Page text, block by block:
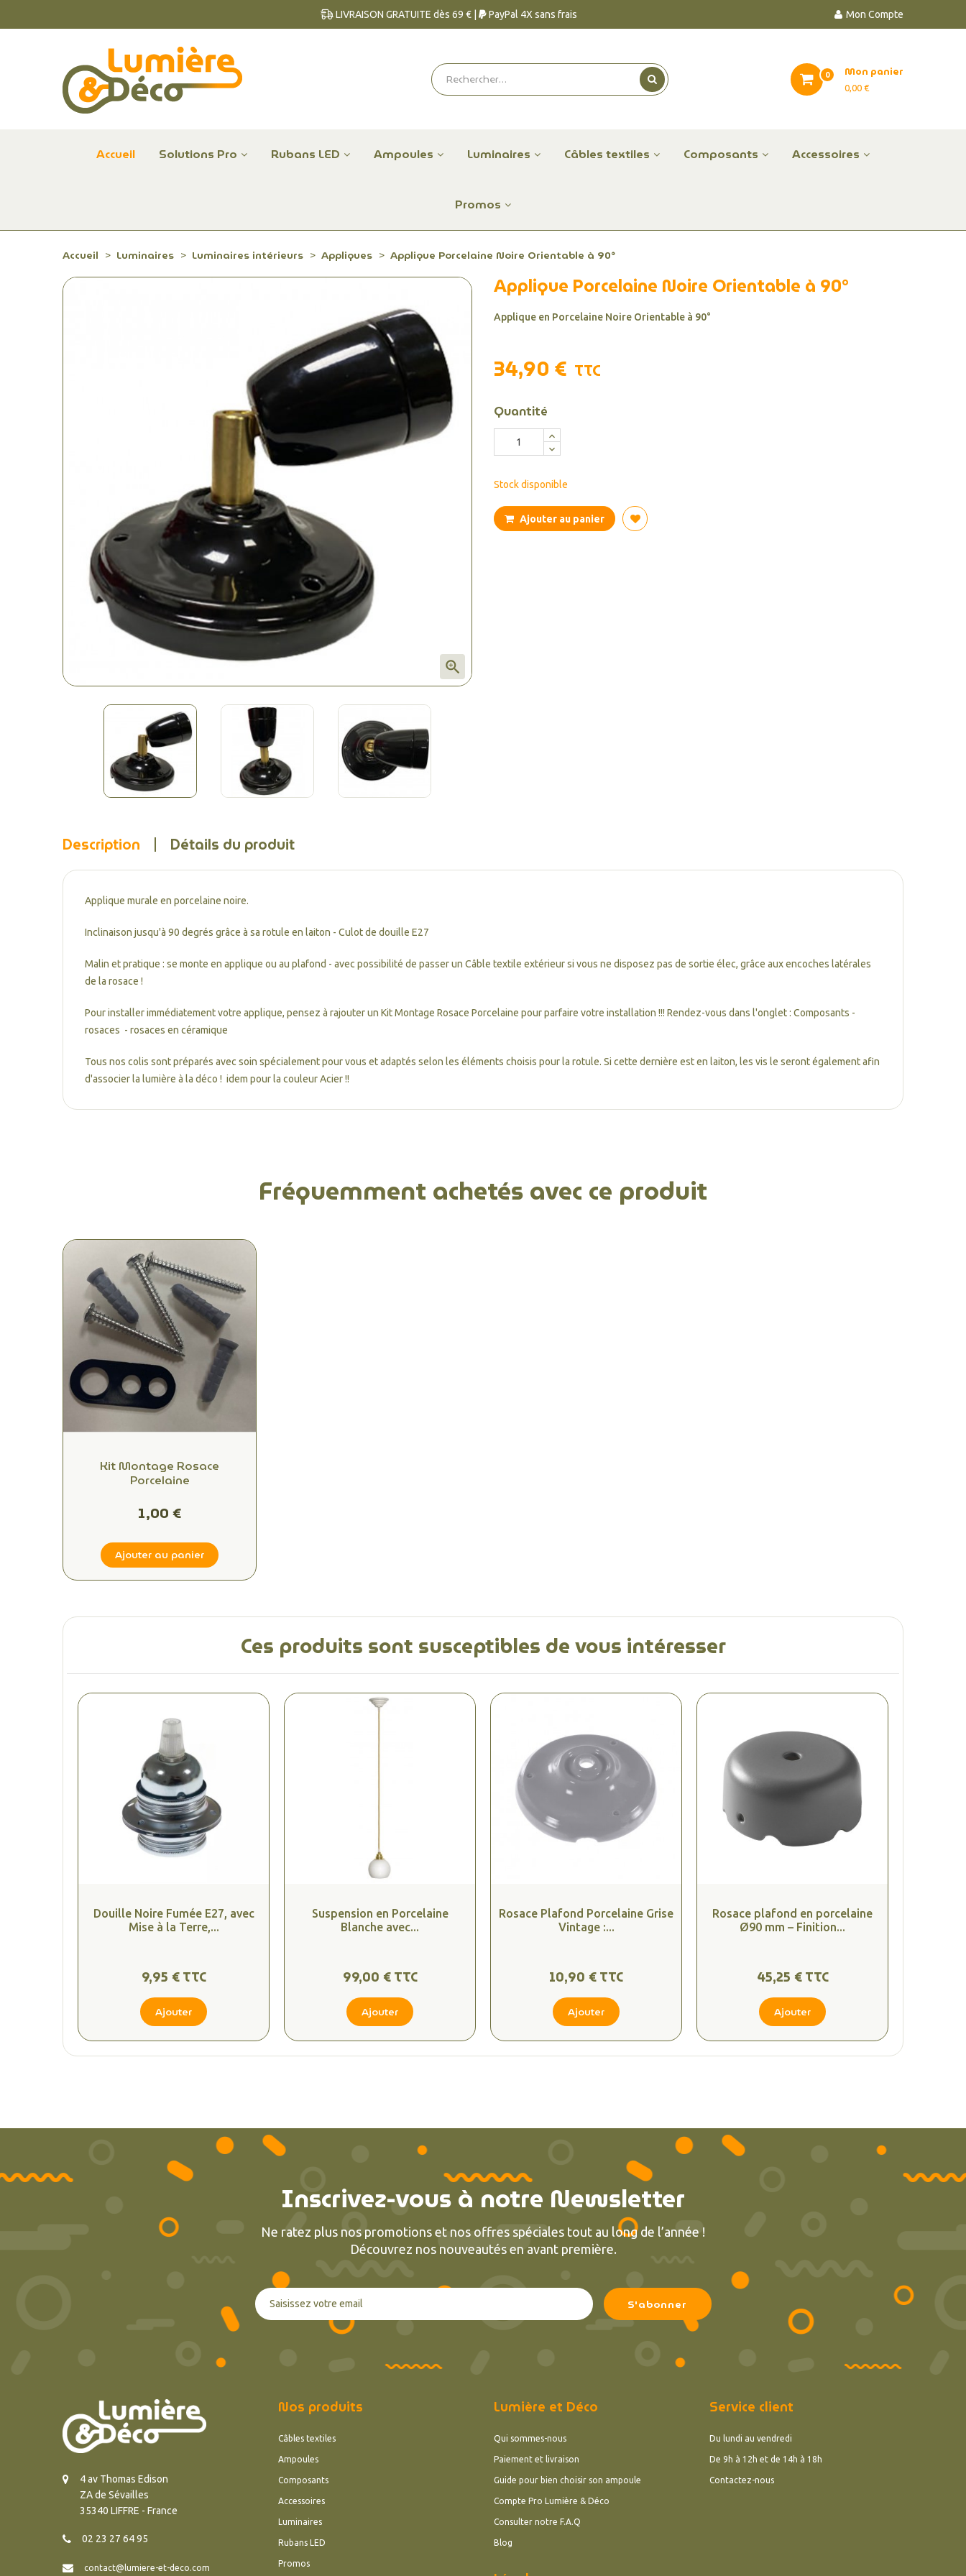
Mon Compte
LIVRAISON GRATUITE dès 69 € | PayPal 4X sans frais
Mon panier
0,00 €
0
Accueil Solutions Pro Rubans LED Ampoules Luminaires Câbles textiles Composants Accessoires
Promos
Accueil Luminaires Luminaires intérieurs Appliques Applique Porcelaine Noire Orientable à 90°

Applique Porcelaine Noire Orientable à 90°
Applique en Porcelaine Noire Orientable à 90°
34,90 € TTC
Quantité
Stock disponible
Ajouter au panier
Description Détails du produit
Applique murale en porcelaine noire.
Inclinaison jusqu'à 90 degrés grâce à sa rotule en laiton - Culot de douille E27
Malin et pratique : se monte en applique ou au plafond - avec possibilité de passer un Câble textile extérieur si vous ne disposez pas de sortie élec, grâce aux encoches latérales
de la rosace !
Pour installer immédiatement votre applique, pensez à rajouter un Kit Montage Rosace Porcelaine pour parfaire votre installation !!! Rendez-vous dans l'onglet : Composants -
rosaces - rosaces en céramique
Tous nos colis sont préparés avec soin spécialement pour vous et adaptés selon les éléments choisis pour la rotule. Si cette dernière est en laiton, les vis le seront également afin
d'associer la lumière à la déco ! idem pour la couleur Acier !!
Fréquemment achetés avec ce produit
Kit Montage Rosace
Porcelaine
1,00 €
Ajouter au panier
Ces produits sont susceptibles de vous intéresser
Douille Noire Fumée E27, avec
Mise à la Terre,...
9,95 € TTC
Ajouter
Suspension en Porcelaine
Blanche avec...
99,00 € TTC
Ajouter
Rosace Plafond Porcelaine Grise
Vintage :...
10,90 € TTC
Ajouter
Rosace plafond en porcelaine
Ø90 mm – Finition...
45,25 € TTC
Ajouter
Inscrivez-vous à notre Newsletter
Ne ratez plus nos promotions et nos offres spéciales tout au long de l’année !
Découvrez nos nouveautés en avant première.
4 av Thomas Edison
ZA de Sévailles
35340 LIFFRE - France
02 23 27 64 95
contact@lumiere-et-deco.com
Nos produits
Câbles textiles
Ampoules
Composants
Accessoires
Luminaires
Rubans LED
Promos
Lumière et Déco
Qui sommes-nous
Paiement et livraison
Guide pour bien choisir son ampoule
Compte Pro Lumière & Déco
Consulter notre F.A.Q
Blog
Service client
Du lundi au vendredi
De 9h à 12h et de 14h à 18h
Contactez-nous